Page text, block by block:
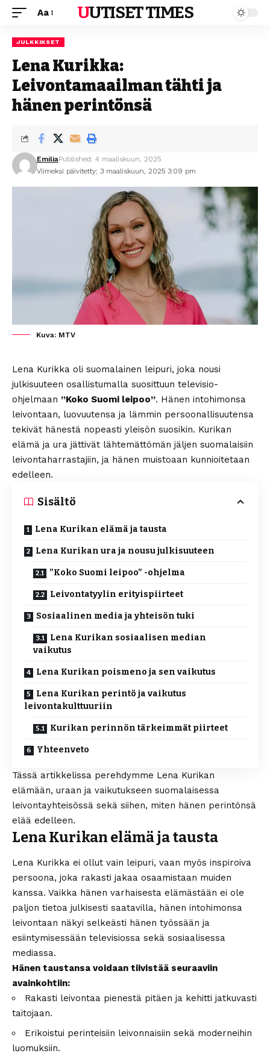
Aa UUTISET TIMES
JULKKIKSET
Lena Kurikka:
Leivontamaailman tähti ja
hänen perintönsä
Viimeksi päivitetty: 3 maaliskuun, 2025 3:09 pm
EmiliaPublished: 4 maaliskuun, 2025
Kuva: MTV
Lena Kurikka oli suomalainen leipuri, joka nousi
julkisuuteen osallistumalla suosittuun televisio-
ohjelmaan ”Koko Suomi leipoo”. Hänen intohimonsa
leivontaan, luovuutensa ja lämmin persoonallisuutensa
tekivät hänestä nopeasti yleisön suosikin. Kurikan
elämä ja ura jättivät lähtemättömän jäljen suomalaisiin
leivontaharrastajiin, ja hänen muistoaan kunnioitetaan
edelleen.
Sisältö
Lena Kurikan elämä ja tausta
Lena Kurikan ura ja nousu julkisuuteen
”Koko Suomi leipoo” -ohjelma
Leivontatyylin erityispiirteet
Sosiaalinen media ja yhteisön tuki
Lena Kurikan sosiaalisen median
vaikutus
Lena Kurikan poismeno ja sen vaikutus
Lena Kurikan perintö ja vaikutus
leivontakulttuuriin
Kurikan perinnön tärkeimmät piirteet
Yhteenveto
Tässä artikkelissa perehdymme Lena Kurikan
elämään, uraan ja vaikutukseen suomalaisessa
leivontayhteisössä sekä siihen, miten hänen perintönsä
elää edelleen.
Lena Kurikan elämä ja tausta
Lena Kurikka ei ollut vain leipuri, vaan myös inspiroiva
persoona, joka rakasti jakaa osaamistaan muiden
kanssa. Vaikka hänen varhaisesta elämästään ei ole
paljon tietoa julkisesti saatavilla, hänen intohimonsa
leivontaan näkyi selkeästi hänen työssään ja
esiintymisessään televisiossa sekä sosiaalisessa
mediassa.
Hänen taustansa voidaan tiivistää seuraaviin
avainkohtiin:
Rakasti leivontaa pienestä pitäen ja kehitti jatkuvasti
taitojaan.
Erikoistui perinteisiin leivonnaisiin sekä moderneihin
luomuksiin.